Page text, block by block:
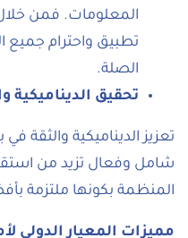
المعلومات. فمن خلال
تطبيق واحترام جميع
الصلة.
تحقيق الديناميكية
تعزيز الديناميكية والثقة
شامل وفعال تزيد من
المنظمة بكونها ملتزمة
مميزات المعيار الدولي